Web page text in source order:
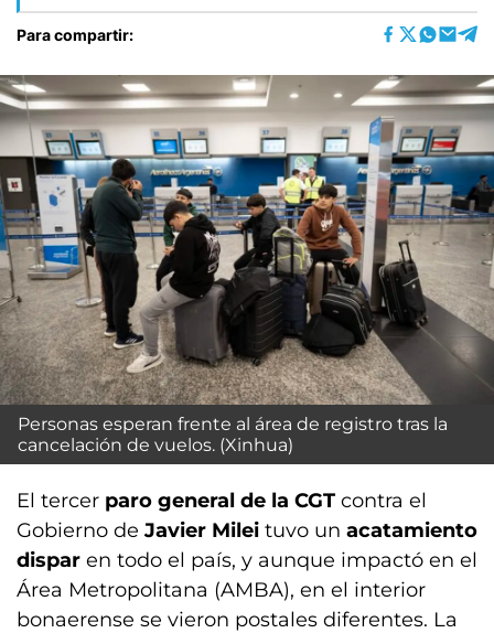
Para compartir:
Personas esperan frente al área de registro tras la
cancelación de vuelos. (Xinhua)
El tercer paro general de la CGT contra el
Gobierno de Javier Milei tuvo un acatamiento
dispar en todo el país, y aunque impactó en el
Área Metropolitana (AMBA), en el interior
bonaerense se vieron postales diferentes. La